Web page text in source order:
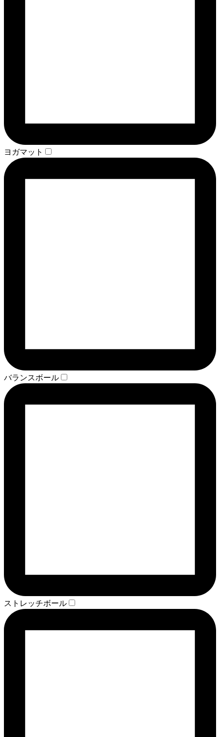
ヨガマット
バランスボール
ストレッチボール